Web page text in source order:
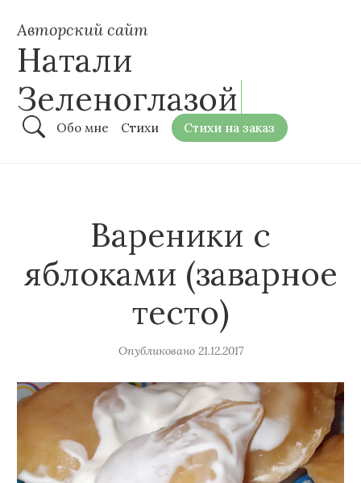
Авторский сайт
Натали
Зеленоглазой
Обо мне Стихи Стихи на заказ
Вареники с
яблоками (заварное
тесто)
Опубликовано 21.12.2017